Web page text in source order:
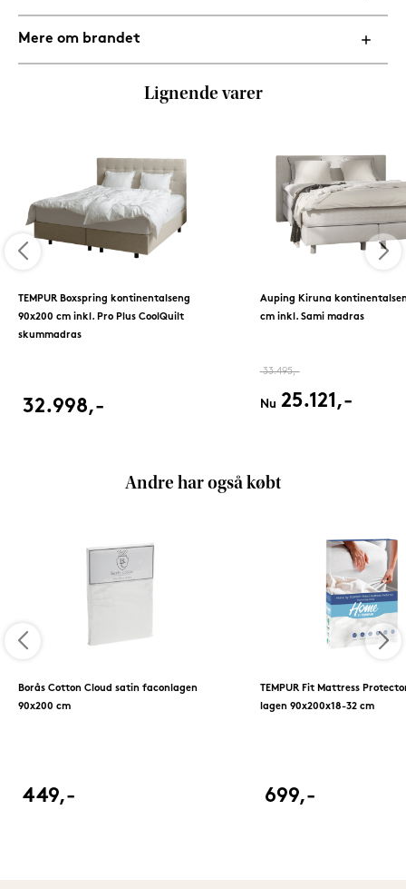
Mere om brandet
Lignende varer
TEMPUR Boxspring kontinentalseng
90x200 cm inkl. Pro Plus CoolQuilt
skummadras
32.998,-
Auping Kiruna
cm inkl. Sami madras
33.495,-
Nu 25.121,-
Andre har også købt
Borås Cotton Cloud satin faconlagen
90x200 cm
449,-
TEMPUR Fit Mattress
lagen 90x200x18-32 cm
699,-